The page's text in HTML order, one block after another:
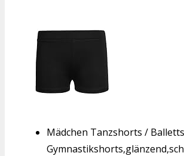
Mädchen Tanzshorts /